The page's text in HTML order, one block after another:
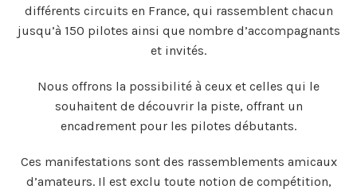
différents circuits en France, qui rassemblent chacun
jusqu’à 150 pilotes ainsi que nombre d’accompagnants
et invités.
Nous offrons la possibilité à ceux et celles qui le
souhaitent de découvrir la piste, offrant un
encadrement pour les pilotes débutants.
Ces manifestations sont des rassemblements amicaux
d’amateurs. Il est exclu toute notion de compétition,